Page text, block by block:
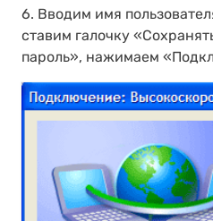
6. Вводим имя
ставим галочку
пароль», нажимаем